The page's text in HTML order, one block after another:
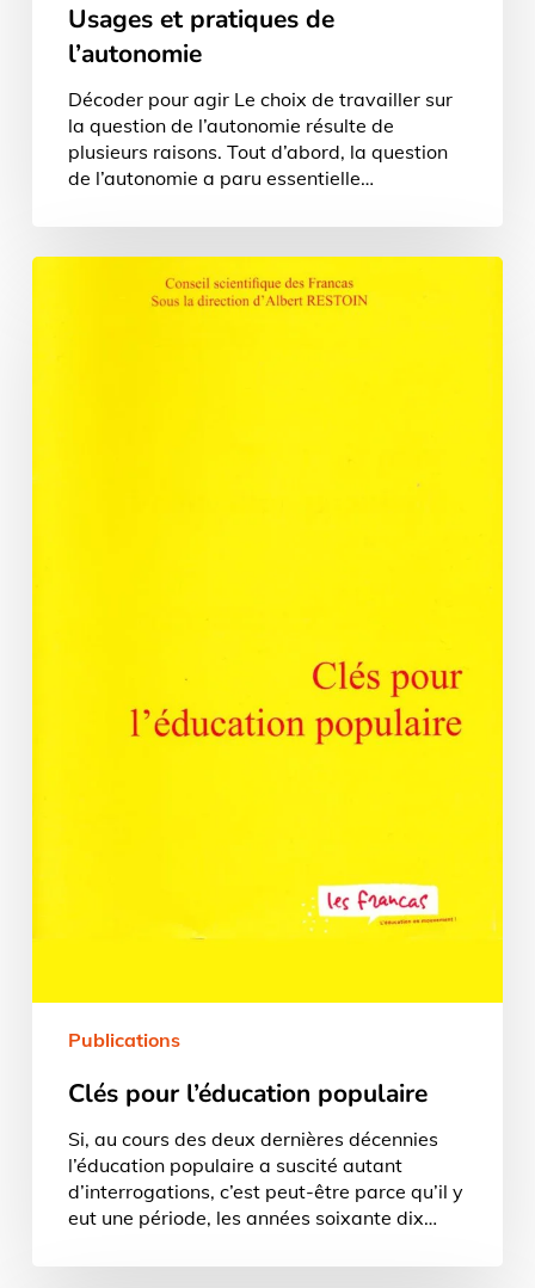
Usages et pratiques de
l’autonomie
Décoder pour agir Le choix de travailler sur
la question de l’autonomie résulte de
plusieurs raisons. Tout d’abord, la question
de l’autonomie a paru essentielle…
Clés
Publications
Clés pour l’éducation populaire
Si, au cours des deux dernières décennies
l’éducation populaire a suscité autant
d’interrogations, c’est peut-être parce qu’il y
eut une période, les années soixante dix…